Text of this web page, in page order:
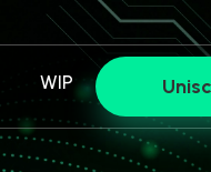
WIP